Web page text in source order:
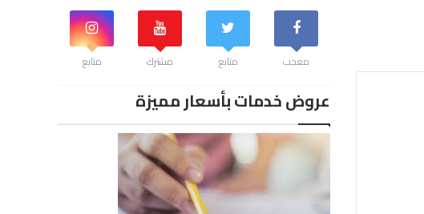
معجب متابع مشترك متابع
عروض خدمات بأسعار مميزة